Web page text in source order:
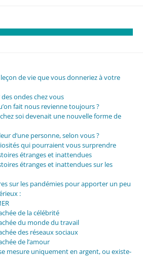
de vie que vous donneriez à votre
ondes chez vous
fait nous revienne toujours ?
soi devenait une nouvelle forme de
d’une personne, selon vous ?
qui pourraient vous surprendre
étranges et inattendues
étranges et inattendues sur les
sur les pandémies pour apporter un peu
:
de la célébrité
du monde du travail
des réseaux sociaux
de l’amour
mesure uniquement en argent, ou existe-